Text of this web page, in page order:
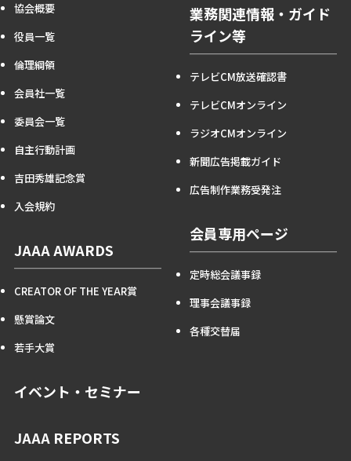
協会概要
役員一覧
倫理綱領
会員社一覧
委員会一覧
自主行動計画
吉田秀雄記念賞
入会規約
JAAA AWARDS
CREATOR OF THE YEAR賞
懸賞論文
若手大賞
イベント・セミナー
JAAA REPORTS
業務関連情報・ガイド
ライン等
テレビCM放送確認書
テレビCMオンライン
ラジオCMオンライン
新聞広告掲載ガイド
広告制作業務受発注
会員専用ページ
定時総会議事録
理事会議事録
各種交替届